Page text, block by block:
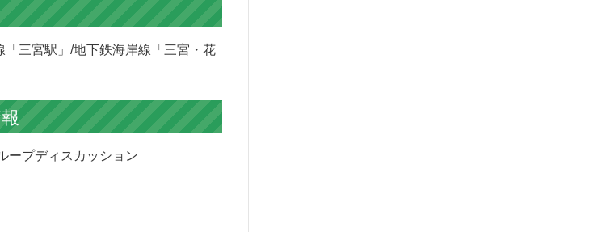
三宮駅」/地下鉄海岸線「三宮・花
ープディスカッション